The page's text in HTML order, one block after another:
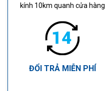
kính 10km quanh cửa hàng
ĐỔI TRẢ MIỄN PHÍ